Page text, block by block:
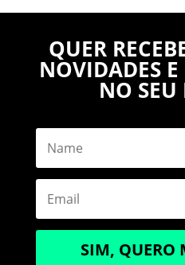
QUER
NOVIDADES
NO
SIM, QUERO